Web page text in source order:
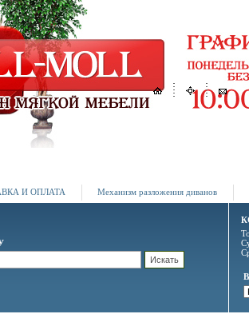
И ОПЛАТА Механизм разложения диванов